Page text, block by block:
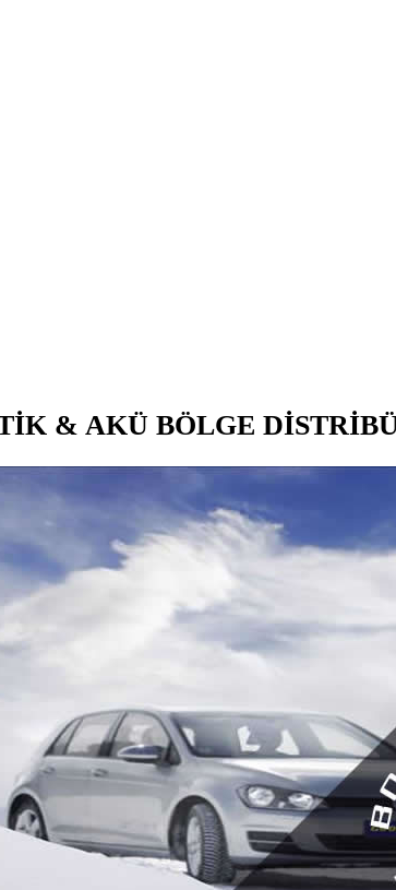
& AKÜ BÖLGE